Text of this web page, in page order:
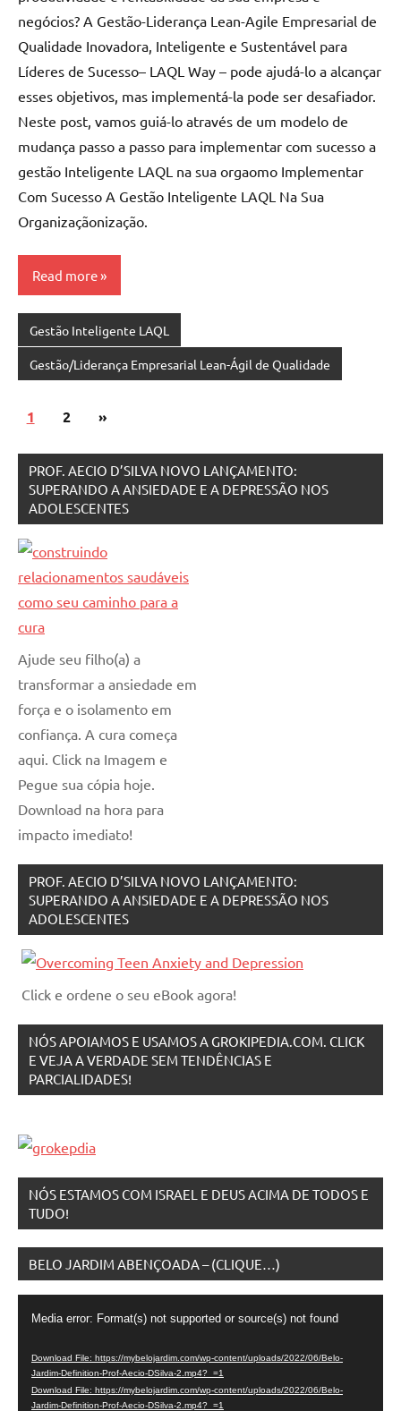
negócios? A Gestão-Liderança Lean-Agile Empresarial de
Qualidade Inovadora, Inteligente e Sustentável para
Líderes de Sucesso– LAQL Way – pode ajudá-lo a alcançar
esses objetivos, mas implementá-la pode ser desafiador.
Neste post, vamos guiá-lo através de um modelo de
mudança passo a passo para implementar com sucesso a
gestão Inteligente LAQL na sua orgaomo Implementar
Com Sucesso A Gestão Inteligente LAQL Na Sua
Organizaçãonização.
Read more
Gestão Inteligente LAQL
Gestão/Liderança Empresarial Lean-Ágil de Qualidade
Posts
1 2
Next
»
PROF. AECIO D’SILVA NOVO LANÇAMENTO:
SUPERANDO A ANSIEDADE E A DEPRESSÃO NOS
ADOLESCENTES
Ajude seu filho(a) a
transformar a ansiedade em
força e o isolamento em
confiança. A cura começa
aqui. Click na Imagem e
Pegue sua cópia hoje.
Download na hora para
impacto imediato!
PROF. AECIO D’SILVA NOVO LANÇAMENTO:
SUPERANDO A ANSIEDADE E A DEPRESSÃO NOS
ADOLESCENTES
Click e ordene o seu eBook agora!
NÓS APOIAMOS E USAMOS A GROKIPEDIA.COM. CLICK
E VEJA A VERDADE SEM TENDÊNCIAS E
PARCIALIDADES!
NÓS ESTAMOS COM ISRAEL E DEUS ACIMA DE TODOS E
TUDO!
BELO JARDIM ABENÇOADA – (CLIQUE…)
Media error: Format(s) not supported or source(s) not found
Download File: https://mybelojardim.com/wp-content/uploads/2022/06/Belo-
Jardim-Definition-Prof-Aecio-DSilva-2.mp4?_=1
Download File: https://mybelojardim.com/wp-content/uploads/2022/06/Belo-
Jardim-Definition-Prof-Aecio-DSilva-2.mp4?_=1